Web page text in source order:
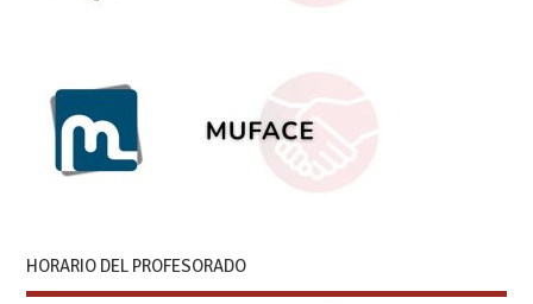
HORARIO DEL PROFESORADO